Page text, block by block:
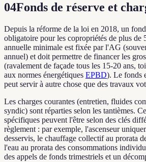
04Fonds de réserve et
Depuis la réforme de la loi en 2018, un
obligatoire pour les copropriétés de plus de
annuelle minimale est fixée par l'AG
annuel) et doit permettre de financer les
(ravalement de façade tous les 15-20 ans,
aux normes énergétiques EPBD). Le fonds
peut servir à autre chose que des travaux
Les charges courantes (entretien, fluides
syndic) sont réparties selon les tantièmes.
spécifiques peuvent l'être selon des clés
règlement : par exemple, l'ascenseur
desservis, le chauffage collectif au prorata
l'eau au prorata des consommations
des appels de fonds trimestriels et un